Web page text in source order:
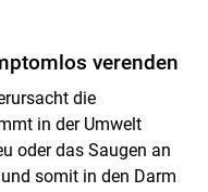
verenden
die
in der Umwelt
oder das Saugen an
somit in den Darm